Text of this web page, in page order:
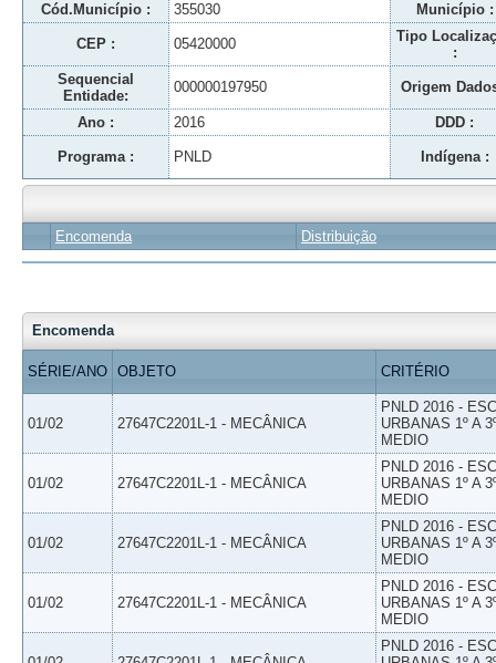
Cód.Município : 355030 Município :
CEP : 05420000
Tipo
:
Sequencial
Entidade:
000000197950 Origem
Ano : 2016 DDD :
Programa : PNLD Indígena :
Encomenda Distribuição
Encomenda
SÉRIE/ANO OBJETO CRITÉRIO
01/02 27647C2201L-1 - MECÂNICA
PNLD 2016 -
URBANAS 1º A
MEDIO
01/02 27647C2201L-1 - MECÂNICA
PNLD 2016 -
URBANAS 1º A
MEDIO
01/02 27647C2201L-1 - MECÂNICA
PNLD 2016 -
URBANAS 1º A
MEDIO
01/02 27647C2201L-1 - MECÂNICA
PNLD 2016 -
URBANAS 1º A
MEDIO
PNLD 2016 -